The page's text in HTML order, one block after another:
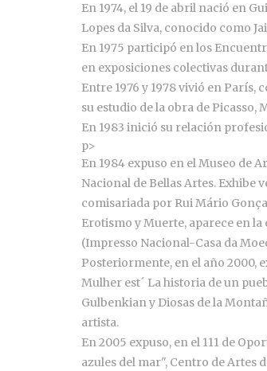
En 1974, el 19 de abril nació en
Lopes da Silva, conocido como
En 1975 participó en los
en exposiciones colectivas
Entre 1976 y 1978 vivió en
su estudio de la obra de
En 1983 inició su relación
p>
En 1984 expuso en el Museo de
Nacional de Bellas Artes. Exhibe
comisariada por Rui Mário
Erotismo y Muerte, aparece en
(Impresso Nacional-Casa da
Posteriormente, en el año 2000,
Mulher est´ La historia de un
Gulbenkian y Diosas de la
artista.
En 2005 expuso, en el 111 de
azules del mar", Centro de Artes